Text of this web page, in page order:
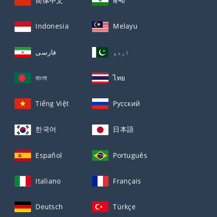
Indonesia Melayu
فارسی اردو
বাংলা ไทย
Tiếng Việt Русский
한국어 日本語
Español Português
Italiano Français
Deutsch Türkçe